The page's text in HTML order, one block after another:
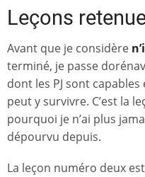
Leçons
Avant que je considère
terminé, je passe
dont les PJ sont
peut y survivre. C’est la
pourquoi je n’ai plus
dépourvu depuis.
La leçon numéro deux